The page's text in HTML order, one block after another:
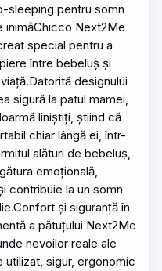
sleeping pentru somn
inimăChicco Next2Me
special pentru a
între bebeluș și
designului
sigură la patul mamei,
liniștiți, știind că
chiar lângă ei, într-
alături de bebeluș,
emoțională,
contribuie la un somn
și siguranță în
a pătuțului Next2Me
nevoilor reale ale
utilizat, sigur, ergonomic